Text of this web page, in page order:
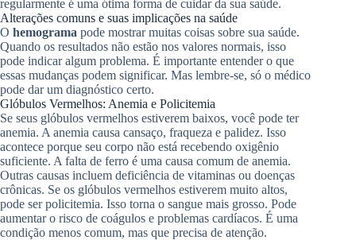
regularmente é uma ótima forma de cuidar da sua saúde.
Alterações comuns e suas implicações na saúde
O hemograma pode mostrar muitas coisas sobre sua saúde.
Quando os resultados não estão nos valores normais, isso
pode indicar algum problema. É importante entender o que
essas mudanças podem significar. Mas lembre-se, só o médico
pode dar um diagnóstico certo.
Glóbulos Vermelhos: Anemia e Policitemia
Se seus glóbulos vermelhos estiverem baixos, você pode ter
anemia. A anemia causa cansaço, fraqueza e palidez. Isso
acontece porque seu corpo não está recebendo oxigênio
suficiente. A falta de ferro é uma causa comum de anemia.
Outras causas incluem deficiência de vitaminas ou doenças
crônicas. Se os glóbulos vermelhos estiverem muito altos,
pode ser policitemia. Isso torna o sangue mais grosso. Pode
aumentar o risco de coágulos e problemas cardíacos. É uma
condição menos comum, mas que precisa de atenção.